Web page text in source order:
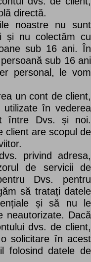
directă.
nu sunt
și nu colectăm cu
sub 16 ani. În
sub 16 ani
personal, le vom
un cont de client,
în vederea
între Dvs. și noi.
client are scopul de
privind adresa,
de servicii de
Dvs. pentru
să tratați datele
și să nu le
neautorizate. Dacă
dvs. de client,
solicitare în acest
folosind datele de